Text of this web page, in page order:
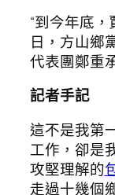
“到今年底
日，方山鄉
代表團鄭重
記者手記
這不是我第
工作，卻是
攻堅理解的
走過十幾個